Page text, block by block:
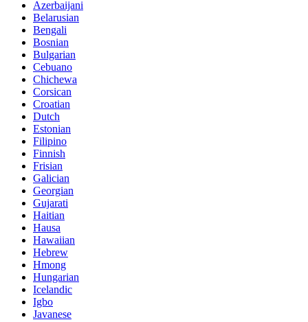
Azerbaijani
Belarusian
Bengali
Bosnian
Bulgarian
Cebuano
Chichewa
Corsican
Croatian
Dutch
Estonian
Filipino
Finnish
Frisian
Galician
Georgian
Gujarati
Haitian
Hausa
Hawaiian
Hebrew
Hmong
Hungarian
Icelandic
Igbo
Javanese